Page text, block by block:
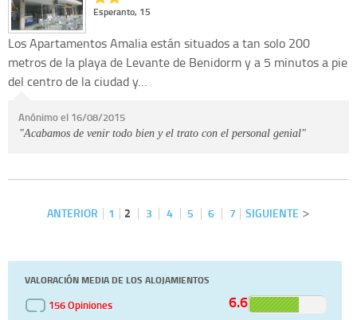
Esperanto, 15
Los Apartamentos Amalia están situados a tan solo 200
metros de la playa de Levante de Benidorm y a 5 minutos a pie
del centro de la ciudad y…
Anónimo el 16/08/2015
"Acabamos de venir todo bien y el trato con el personal genial"
ANTERIOR 1 2 3 4 5 6 7 SIGUIENTE
VALORACIÓN MEDIA DE LOS ALOJAMIENTOS
156 Opiniones
6.6